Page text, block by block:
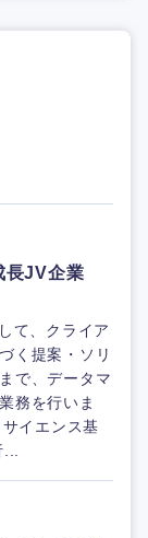
長JV企業
て、クライア
く提案・ソリ
で、データマ
務を行いま
イエンス基